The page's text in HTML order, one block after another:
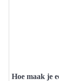
Hoe maak je